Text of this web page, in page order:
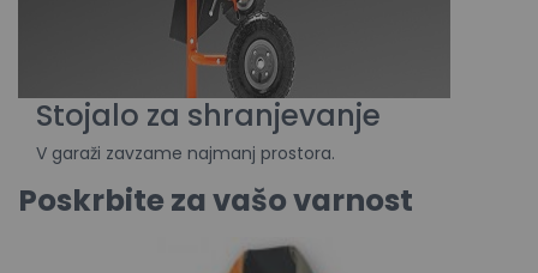
Stojalo za shranjevanje
V garaži zavzame najmanj prostora.
Poskrbite za vašo varnost